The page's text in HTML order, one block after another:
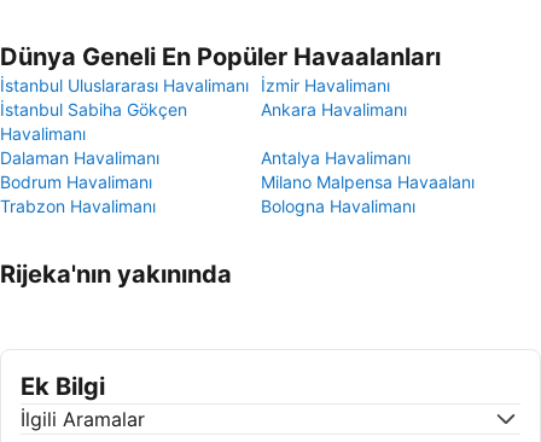
Dünya Geneli En Popüler Havaalanları
İstanbul Uluslararası Havalimanı
İzmir Havalimanı
İstanbul Sabiha Gökçen
Havalimanı
Ankara Havalimanı
Dalaman Havalimanı
Antalya Havalimanı
Bodrum Havalimanı
Milano Malpensa Havaalanı
Trabzon Havalimanı
Bologna Havalimanı
Rijeka'nın yakınında
Ek Bilgi
İlgili Aramalar